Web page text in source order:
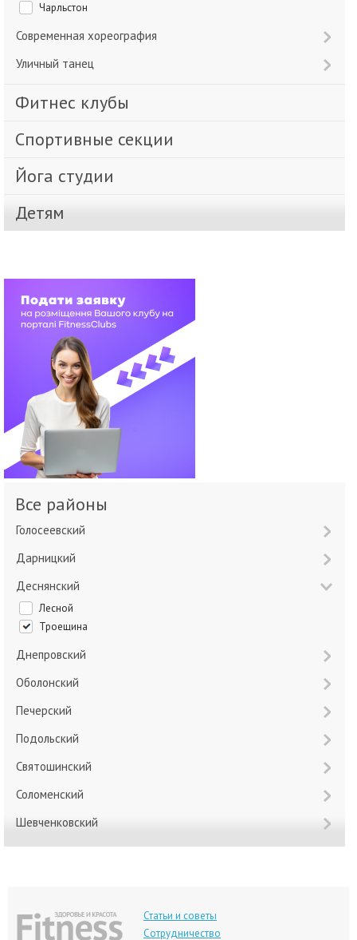
Чарльстон
Современная хореография
Уличный танец
Фитнес клубы
Спортивные секции
Йога студии
Детям
Все районы
Голосеевский
Дарницкий
Деснянский
Лесной
Троещина
Днепровский
Оболонский
Печерский
Подольский
Святошинский
Соломенский
Шевченковский
Статьи и советы
Сотрудничество